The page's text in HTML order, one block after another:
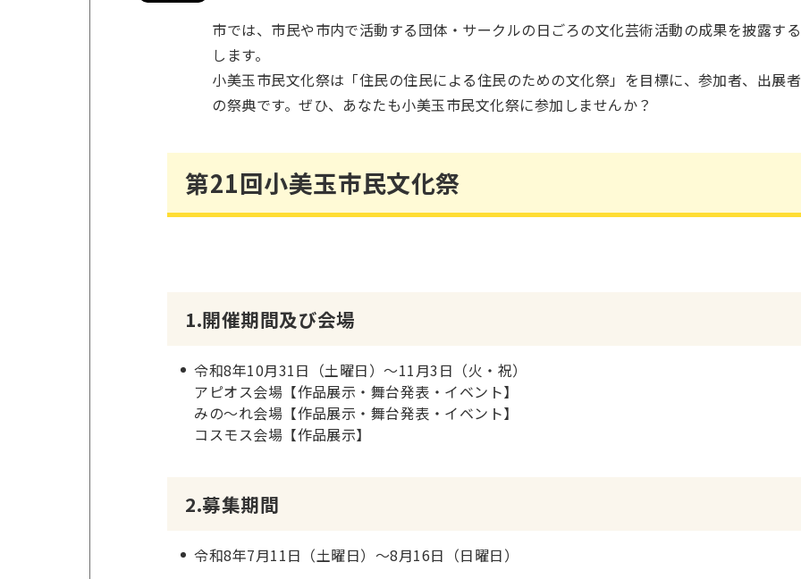
市では、市民や市内で活動する団体・サークルの日ごろの文化芸術活動の成果を披露す
します。
小美玉市民文化祭は「住民の住民による住民のための文化祭」を目標に、参加者、出展
の祭典です。ぜひ、あなたも小美玉市民文化祭に参加しませんか？
第21回小美玉市民文化祭
1.開催期間及び会場
令和8年10月31日（土曜日）～11月3日（火・祝）
アピオス会場【作品展示・舞台発表・イベント】
みの～れ会場【作品展示・舞台発表・イベント】
コスモス会場【作品展示】
2.募集期間
令和8年7月11日（土曜日）～8月16日（日曜日）